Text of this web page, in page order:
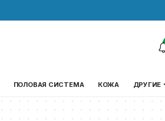
ПОЛОВАЯ СИСТЕМА КОЖА ДРУГИЕ